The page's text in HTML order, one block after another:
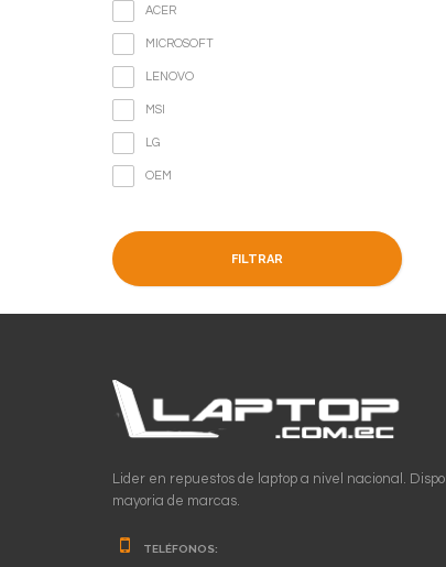
ACER
MICROSOFT
LENOVO
MSI
LG
OEM
FILTRAR
Lider en repuestos de laptop a nivel nacional.
mayoria de marcas.
TELÉFONOS: